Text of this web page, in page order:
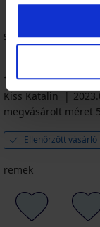
Sorrend
100%
Kiss Katalin
megvásárolt méret 5
Ellenőrzött vásárló
remek